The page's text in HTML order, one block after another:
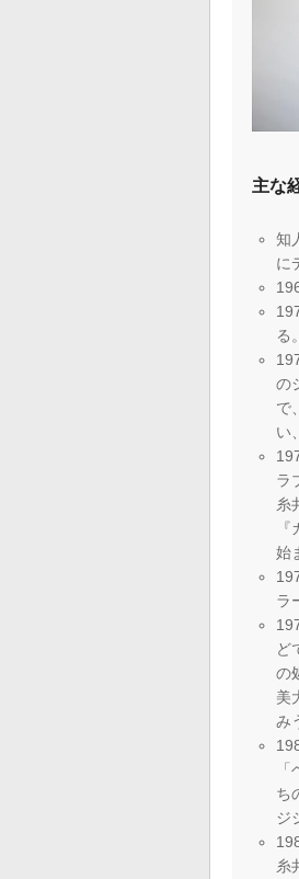
主な
知
に
る
の
で
い
ラ
糸
始
ラ
ど
の
美
み
ち
ジ
糸